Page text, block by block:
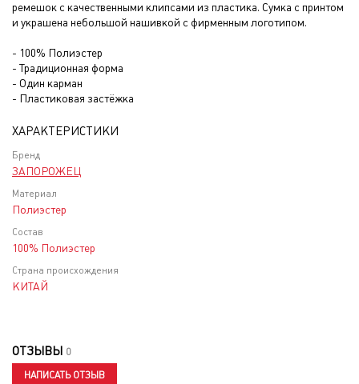
ремешок с качественными клипсами из пластика. Сумка с принтом
и украшена небольшой нашивкой с фирменным логотипом.
- 100% Полиэстер
- Традиционная форма
- Один карман
- Пластиковая застёжка
ХАРАКТЕРИСТИКИ
Бренд
ЗАПОРОЖЕЦ
Материал
Полиэстер
Состав
100% Полиэстер
Страна происхождения
КИТАЙ
ОТЗЫВЫ 0
НАПИСАТЬ ОТЗЫВ